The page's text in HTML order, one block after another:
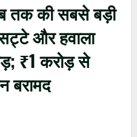
तक की सबसे बड़ी
और हवाला
₹1 करोड़ से
बरामद